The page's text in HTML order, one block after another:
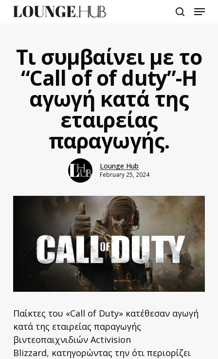
Menu
Tι συμβαίνει με το
“Call of of duty”-Η
αγωγή κατά της
εταιρείας
παραγωγής.
Lounge Hub
February 25, 2024
Παίκτες του «Call of Duty» κατέθεσαν αγωγή
κατά της εταιρείας παραγωγής
βιντεοπαιχνιδιών Activision
Blizzard, κατηγορώντας την ότι περιορίζει